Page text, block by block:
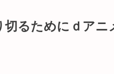
るためにｄアニ